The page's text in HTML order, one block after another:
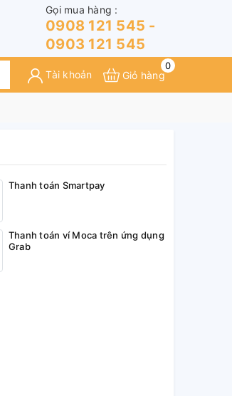
Gọi mua hàng :
0908 121 545 -
0903 121 545
Tài khoản
0
Giỏ hàng
Thanh toán Smartpay
Thanh toán ví Moca trên ứng dụng
Grab